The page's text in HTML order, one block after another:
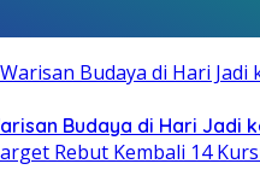
Budaya di Hari Jadi